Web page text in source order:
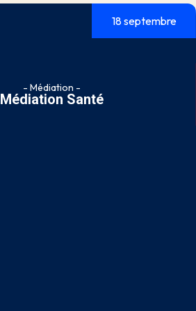
18 septembre
- Médiation -
Médiation Santé